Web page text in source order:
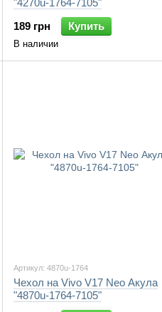
"4270u-1764-7105"
189 грн
Купить
В наличии
Артикул: 4870u-1764
Чехол на Vivo V17 Neo Акула
"4870u-1764-7105"